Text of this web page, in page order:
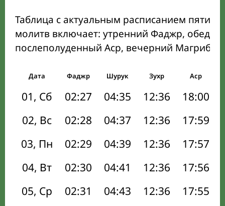
Таблица с актуальным расписанием пяти
молитв включает: утренний Фаджр,
послеполуденный Аср, вечерний Магриб
Дата Фаджр Шурук Зухр Аср
01, Сб 02:27 04:35 12:36 18:00
02, Вс
02:28 04:37 12:36 17:59
03, Пн
02:29 04:39 12:36 17:57
04, Вт
02:30 04:41 12:36 17:56
05, Ср
02:31 04:43 12:36 17:55